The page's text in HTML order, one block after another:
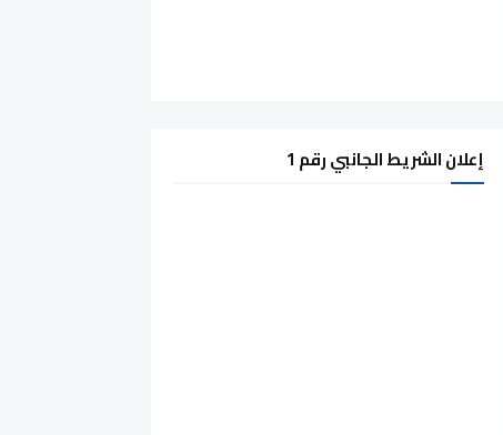
إعلان الشريط الجانبي رقم 1